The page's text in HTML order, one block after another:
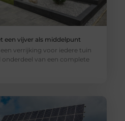
een vijver als middelpunt
verrijking voor iedere tuin
van een complete